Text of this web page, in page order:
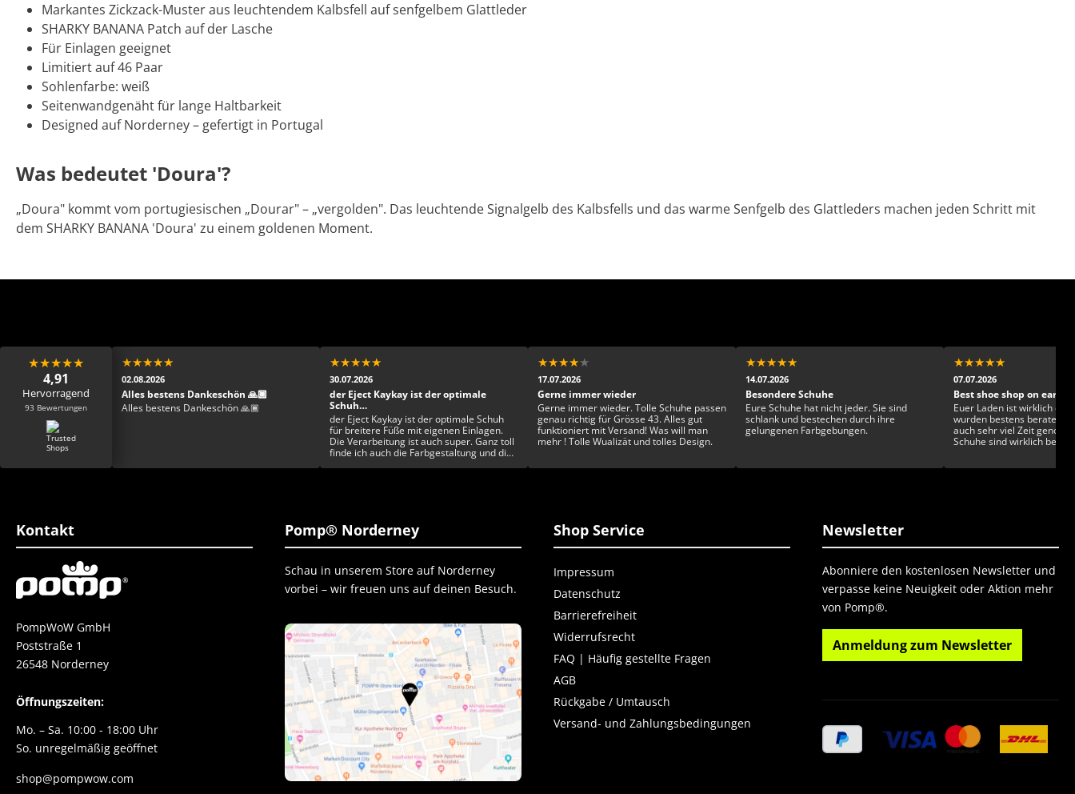
Markantes Zickzack-Muster aus leuchtendem Kalbsfell auf senfgelbem Glattleder
SHARKY BANANA Patch auf der Lasche
Für Einlagen geeignet
Limitiert auf 46 Paar
Sohlenfarbe: weiß
Seitenwandgenäht für lange Haltbarkeit
Designed auf Norderney – gefertigt in Portugal
Was bedeutet 'Doura'?
„Doura" kommt vom portugiesischen „Dourar" – „vergolden". Das leuchtende Signalgelb des Kalbsfells und das warme Senfgelb des Glattleders machen jeden Schritt mit
dem SHARKY BANANA 'Doura' zu einem goldenen Moment.
★★★★★
4,91
Hervorragend
93 Bewertungen
toller Schuh,
ist zum
netter Kontakt.
ist einfach der
und ich bin froh
★★★★★
02.08.2026
Alles bestens Dankeschön 🙏🏾
Alles bestens Dankeschön 🙏🏾
★★★★★
30.07.2026
der Eject Kaykay ist der optimale
Schuh…
der Eject Kaykay ist der optimale Schuh
für breitere Füße mit eigenen Einlagen.
Die Verarbeitung ist auch super. Ganz toll
finde ich auch die Farbgestaltung und die
★★★★★
17.07.2026
Gerne immer wieder
Gerne immer wieder. Tolle Schuhe passen
genau richtig für Grösse 43. Alles gut
funktioniert mit Versand! Was will man
mehr ! Tolle Wualizät und tolles Design.
★★★★★
14.07.2026
Besondere Schuhe
Eure Schuhe hat nicht jeder. Sie sind
schlank und bestechen durch ihre
gelungenen Farbgebungen.
★★★★★
07.07.2026
Best shoe shop on earth!
Euer Laden ist wirklich
wurden bestens beraten
auch sehr viel Zeit
Schuhe sind wirklich
Kontakt
PompWoW GmbH
Poststraße 1
26548 Norderney
Öffnungszeiten:
Mo. – Sa. 10:00 - 18:00 Uhr
So. unregelmäßig geöffnet
shop@pompwow.com
Pomp® Norderney
Schau in unserem Store auf Norderney
vorbei – wir freuen uns auf deinen Besuch.
Shop Service
Impressum
Datenschutz
Barrierefreiheit
Widerrufsrecht
FAQ | Häufig gestellte Fragen
AGB
Rückgabe / Umtausch
Versand- und Zahlungsbedingungen
Newsletter
Abonniere den kostenlosen Newsletter und
verpasse keine Neuigkeit oder Aktion mehr
von Pomp®.
Anmeldung zum Newsletter